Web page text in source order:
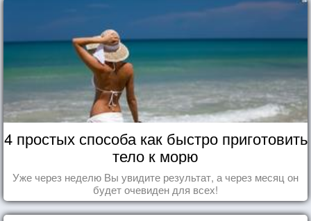
4 простых способа как быстро приготовить
тело к морю
Уже через неделю Вы увидите результат, а через месяц он
будет очевиден для всех!